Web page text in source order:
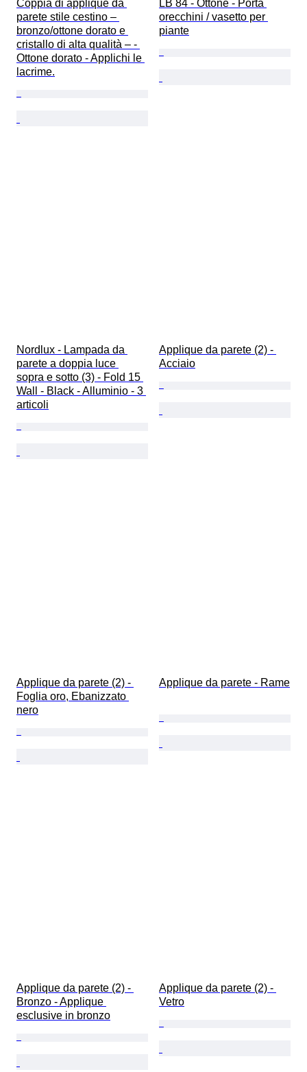
Coppia di applique da
parete stile cestino –
bronzo/ottone dorato e
cristallo di alta qualità – -
Ottone dorato - Applichi le
lacrime.
LB 84 - Ottone - Porta
orecchini / vasetto per
piante
Nordlux - Lampada da
parete a doppia luce
sopra e sotto (3) - Fold 15
Wall - Black - Alluminio - 3
articoli
Applique da parete (2) -
Acciaio
Applique da parete (2) -
Foglia oro, Ebanizzato
nero
Applique da parete - Rame
Applique da parete (2) -
Bronzo - Applique
esclusive in bronzo
Applique da parete (2) -
Vetro